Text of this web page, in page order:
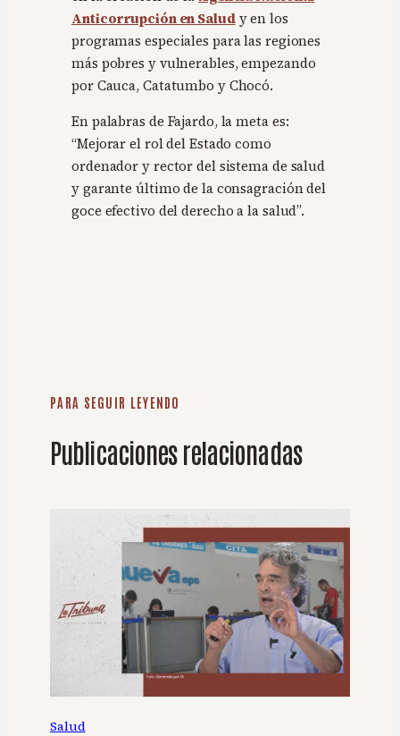
Anticorrupción en Saludy en los
programas especiales para las regiones
más pobres y vulnerables, empezando
por Cauca, Catatumbo y Chocó.
En palabras de Fajardo, la meta es:
“Mejorar el rol del Estado como
ordenador y rector del sistema de salud
y garante último de la consagración del
goce efectivo del derecho a la salud”.
PARA SEGUIR LEYENDO
Publicaciones relacionadas
Salud